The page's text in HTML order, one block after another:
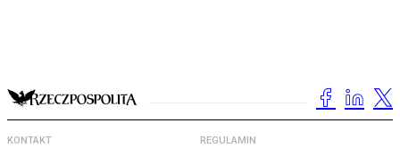
KONTAKT REGULAMIN